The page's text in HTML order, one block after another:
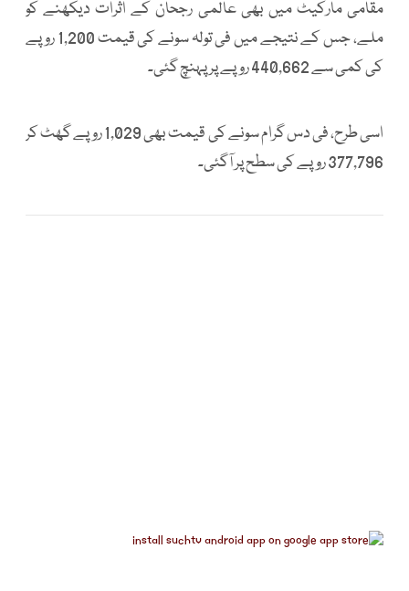
مقامی مارکیٹ میں بھی عالمی رجحان کے اثرات دیکھنے کو
ملے، جس کے نتیجے میں فی تولہ سونے کی قیمت 1,200 روپے
کی کمی سے 440,662 روپے پر پہنچ گئی۔
اسی طرح، فی دس گرام سونے کی قیمت بھی 1,029 روپے گھٹ کر
377,796 روپے کی سطح پر آگئی۔